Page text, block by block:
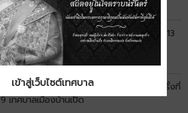
าท้องถิ่น (พ.ศ.2566-2570) เพิ่มเติมครั้งที่ 13
เทศบาลเมืองบ้านเป็ด
นาท้องถิ่น (พ.ศ.2566-2570) เปลี่ยนแปลงครั้งที่
เทศบาลเมืองบ้านเป็ด
เข้าสู่เว็บไซต์เทศบาล